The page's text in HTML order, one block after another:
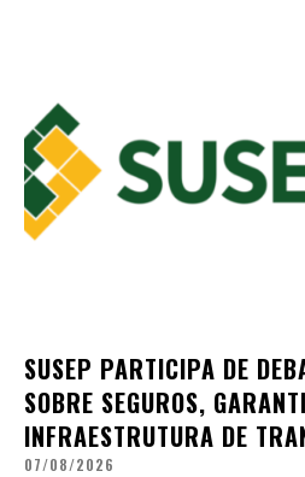
SUSEP PARTICIPA DE
SOBRE SEGUROS,
INFRAESTRUTURA DE
07/08/2026